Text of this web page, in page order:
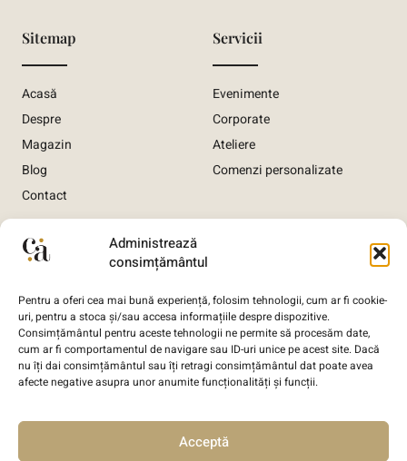
Administrează
consimțământul
Pentru a oferi cea mai bună experiență, folosim tehnologii, cum ar fi cookie-
uri, pentru a stoca și/sau accesa informațiile despre dispozitive.
Consimțământul pentru aceste tehnologii ne permite să procesăm date,
cum ar fi comportamentul de navigare sau ID-uri unice pe acest site. Dacă
nu îți dai consimțământul sau îți retragi consimțământul dat poate avea
afecte negative asupra unor anumite funcționalități și funcții.
Acceptă
Sitemap
Acasă
Despre
Magazin
Blog
Contact
Servicii
Evenimente
Corporate
Ateliere
Comenzi personalizate
Informații utile
Politica de confidențialitate
Politica de livrare comandă
Politica de anulare comandă
Politica GDPR